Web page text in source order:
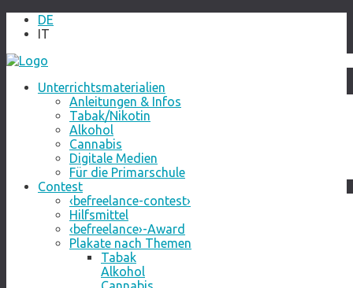
DE
IT
Unterrichtsmaterialien
Anleitungen & Infos
Tabak/Nikotin
Alkohol
Cannabis
Digitale Medien
Für die Primarschule
Contest
‹befreelance-contest›
Hilfsmittel
‹befreelance›-Award
Plakate nach Themen
Tabak
Alkohol